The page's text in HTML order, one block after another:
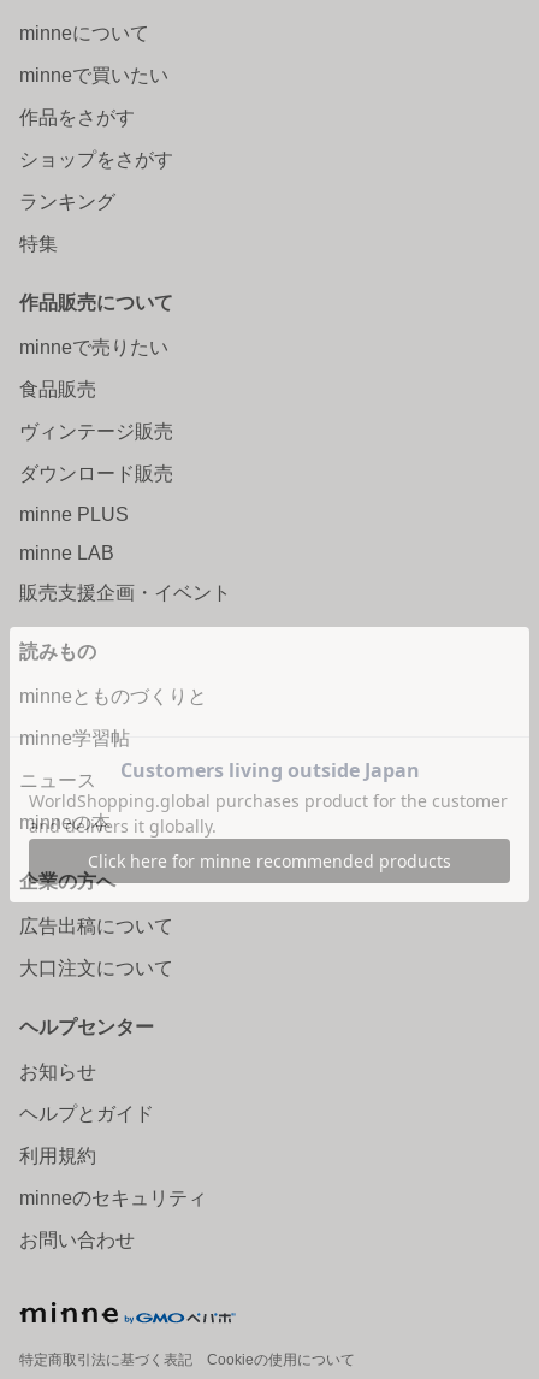
minneについて
minneで買いたい
作品をさがす
ショップをさがす
ランキング
特集
作品販売について
minneで売りたい
食品販売
ヴィンテージ販売
ダウンロード販売
minne PLUS
minne LAB
販売支援企画・イベント
読みもの
minneとものづくりと
minne学習帖
ニュース
minneの本
企業の方へ
広告出稿について
大口注文について
ヘルプセンター
お知らせ
ヘルプとガイド
利用規約
minneのセキュリティ
お問い合わせ
特定商取引法に基づく表記
Cookieの使用について